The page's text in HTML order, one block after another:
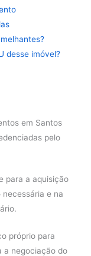
desse imóvel?
em Santos
pelo
para a aquisição
e na
próprio para
a negociação do